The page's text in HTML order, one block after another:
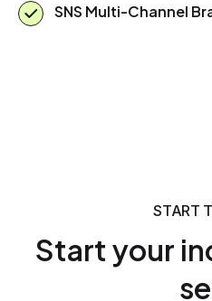
SNS Multi-Channel
START
Start your